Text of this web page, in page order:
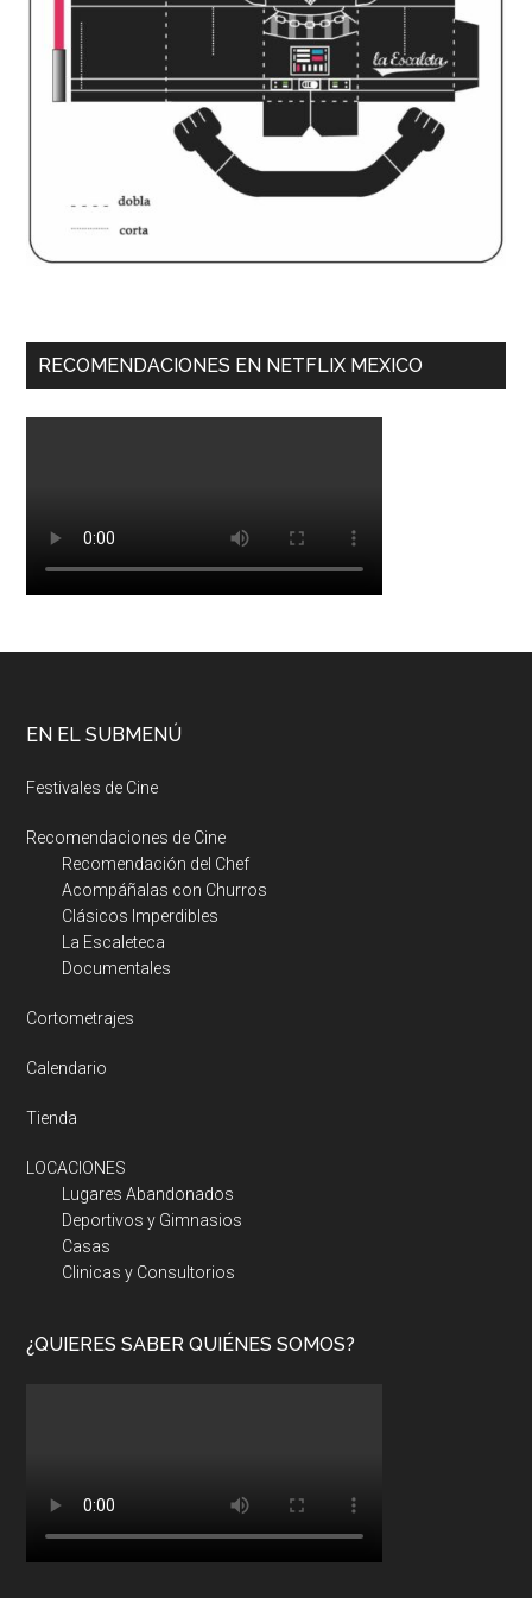
RECOMENDACIONES EN NETFLIX MEXICO
EN EL SUBMENÚ
Festivales de Cine
Recomendaciones de Cine
Recomendación del Chef
Acompáñalas con Churros
Clásicos Imperdibles
La Escaleteca
Documentales
Cortometrajes
Calendario
Tienda
LOCACIONES
Lugares Abandonados
Deportivos y Gimnasios
Casas
Clinicas y Consultorios
¿QUIERES SABER QUIÉNES SOMOS?